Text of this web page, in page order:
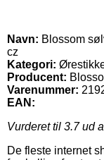
Navn: Blossom
cz
Kategori:
Producent:
Varenummer:
EAN:
Vurderet til 3.7ud
De fleste internet